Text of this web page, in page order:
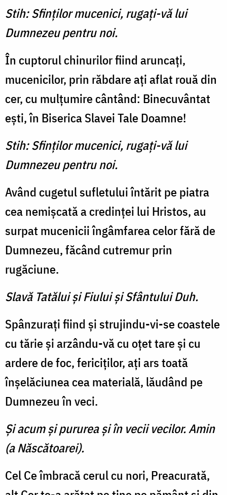
Stih: Sfinţilor mucenici, rugaţi-vă lui
Dumnezeu pentru noi.
În cuptorul chinurilor fiind aruncaţi,
mucenicilor, prin răbdare aţi aflat rouă din
cer, cu mulţumire cântând: Binecu­vântat
eşti, în Biserica Slavei Tale Doamne!
Stih: Sfinţilor mucenici, rugaţi-vă lui
Dumnezeu pentru noi.
Având cugetul sufletului în­tărit pe piatra
cea nemişcată a credinţei lui Hristos, au
surpat mucenicii îngâmfarea celor fără de
Dumnezeu, făcând cutre­mur prin
rugăciune.
Slavă Tatălui şi Fiului şi Sfântului Duh.
Spânzuraţi fiind şi strujindu-vi-se coastele
cu tărie şi arzându-vă cu oţet tare şi cu
ardere de foc, fericiţilor, aţi ars toată
înşelăciunea cea materială, lău­dând pe
Dumnezeu în veci.
Şi acum şi pururea şi în vecii vecilor. Amin
(a Născătoarei).
Cel Ce îmbracă cerul cu nori, Preacurată,